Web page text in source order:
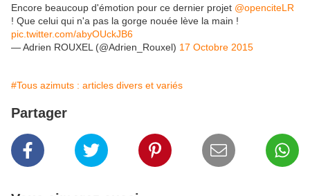
Encore beaucoup d'émotion pour ce dernier projet @openciteLR
! Que celui qui n'a pas la gorge nouée lève la main !
pic.twitter.com/abyOUckJB6
— Adrien ROUXEL (@Adrien_Rouxel) 17 Octobre 2015
#Tous azimuts : articles divers et variés
Partager